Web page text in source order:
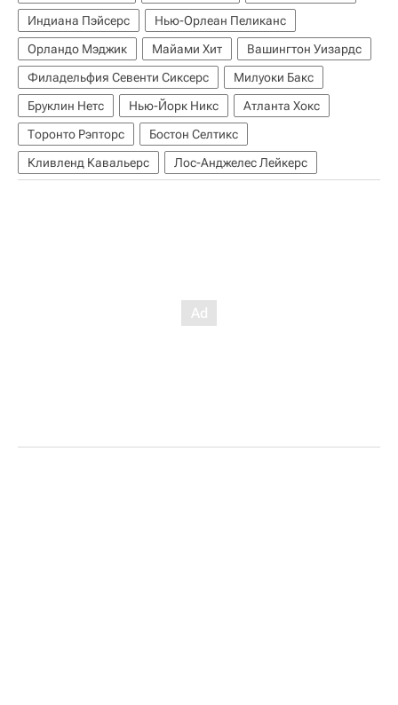
Индиана Пэйсерс
Нью-Орлеан Пеликанс
Орландо Мэджик
Майами Хит
Вашингтон Уизардс
Филадельфия Севенти Сиксерс
Милуоки Бакс
Бруклин Нетс
Нью-Йорк Никс
Атланта Хокс
Торонто Рэпторс
Бостон Селтикс
Кливленд Кавальерс
Лос-Анджелес Лейкерс